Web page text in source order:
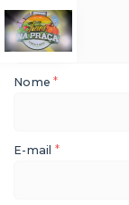
Nome*
E-mail *